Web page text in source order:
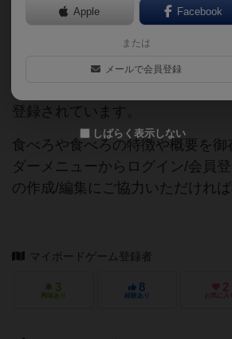
ご協力ください
当サイトに掲載されている作品
の情報は、ボドゲーマ運営事務
ーご本人様・有志の皆様にご協力
登録されています。
食べろや食べろの特徴や概要を御
ダーメニューからログイン/会員
の作成/編集にご協力いただければ
マイボードゲーム登録者
3
興味あり
8
経験あり
2
お気に入り
Apple Facebook
または
メールで会員登録
しばらく表示しない